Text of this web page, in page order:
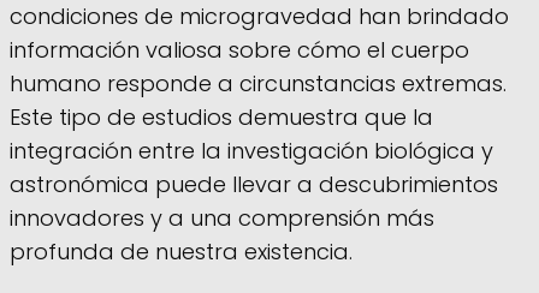
condiciones de microgravedad han brindado
información valiosa sobre cómo el cuerpo
humano responde a circunstancias extremas.
Este tipo de estudios demuestra que la
integración entre la investigación biológica y
astronómica puede llevar a descubrimientos
innovadores y a una comprensión más
profunda de nuestra existencia.